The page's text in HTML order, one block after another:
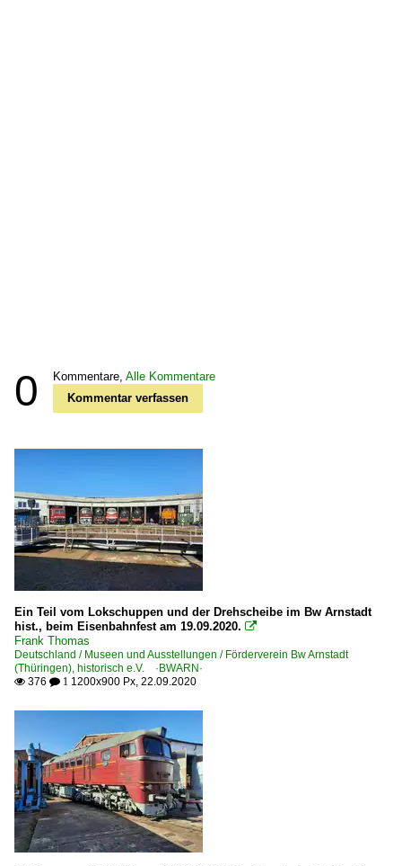
0 Kommentare, Alle Kommentare
Kommentar verfassen
Ein Teil vom Lokschuppen und der Drehscheibe im Bw Arnstadt
hist., beim Eisenbahnfest am 19.09.2020. 
Frank Thomas
Deutschland / Museen und Ausstellungen / Förderverein Bw Arnstadt
(Thüringen), historisch e.V. ·BWARN·
 376  1 1200x900 Px, 22.09.2020